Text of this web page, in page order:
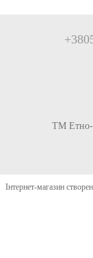
ТМ Етно-
Інтернет-магазин